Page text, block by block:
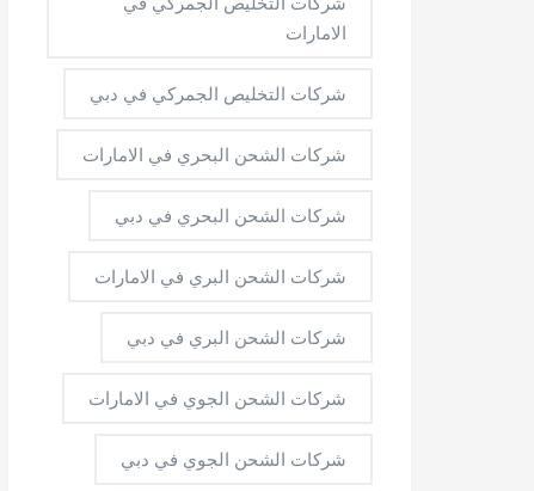
الامارات
شركات التخليص الجمركي في دبي
شركات الشحن البحري في الامارات
شركات الشحن البحري في دبي
شركات الشحن البري في الامارات
شركات الشحن البري في دبي
شركات الشحن الجوي في الامارات
شركات الشحن الجوي في دبي